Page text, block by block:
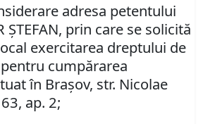
adresa petentului
ŞTEFAN, prin care se solicită
exercitarea dreptului de
cumpărarea
în Braşov, str. Nicolae
ap. 2;